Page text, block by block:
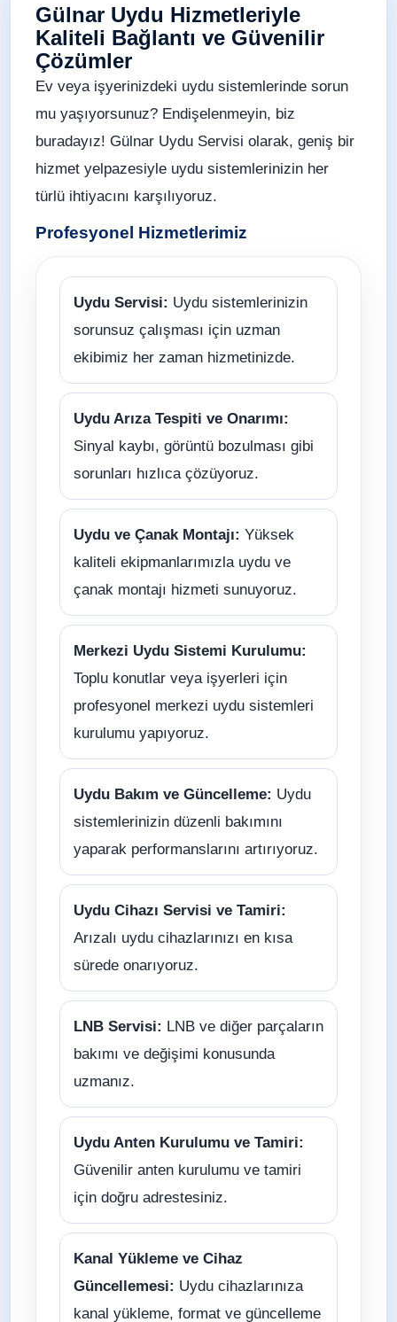
Gülnar Uydu Hizmetleriyle
Kaliteli Bağlantı ve Güvenilir
Çözümler
Ev veya işyerinizdeki uydu sistemlerinde sorun
mu yaşıyorsunuz? Endişelenmeyin, biz
buradayız! Gülnar Uydu Servisi olarak, geniş bir
hizmet yelpazesiyle uydu sistemlerinizin her
türlü ihtiyacını karşılıyoruz.
Profesyonel Hizmetlerimiz
Uydu Servisi: Uydu sistemlerinizin
sorunsuz çalışması için uzman
ekibimiz her zaman hizmetinizde.
Uydu Arıza Tespiti ve Onarımı:
Sinyal kaybı, görüntü bozulması gibi
sorunları hızlıca çözüyoruz.
Uydu ve Çanak Montajı: Yüksek
kaliteli ekipmanlarımızla uydu ve
çanak montajı hizmeti sunuyoruz.
Merkezi Uydu Sistemi Kurulumu:
Toplu konutlar veya işyerleri için
profesyonel merkezi uydu sistemleri
kurulumu yapıyoruz.
Uydu Bakım ve Güncelleme: Uydu
sistemlerinizin düzenli bakımını
yaparak performanslarını artırıyoruz.
Uydu Cihazı Servisi ve Tamiri:
Arızalı uydu cihazlarınızı en kısa
sürede onarıyoruz.
LNB Servisi: LNB ve diğer parçaların
bakımı ve değişimi konusunda
uzmanız.
Uydu Anten Kurulumu ve Tamiri:
Güvenilir anten kurulumu ve tamiri
için doğru adrestesiniz.
Kanal Yükleme ve Cihaz
Güncellemesi: Uydu cihazlarınıza
kanal yükleme, format ve güncelleme